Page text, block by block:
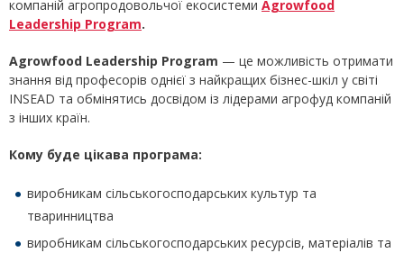
компаній агропродовольчої екосистеми Agrowfood
Leadership Program.
Agrowfood Leadership Program — це можливість отримати
знання від професорів однієї з найкращих бізнес-шкіл у світі
INSEAD та обмінятись досвідом із лідерами агрофуд компаній
з інших країн.
Кому буде цікава програма:
виробникам сільськогосподарських культур та
тваринництва
виробникам сільськогосподарських ресурсів, матеріалів та